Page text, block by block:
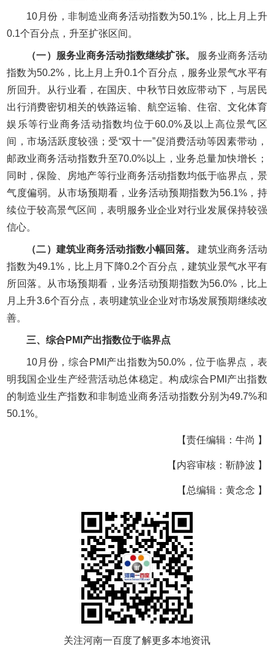
10月份，非制造业商务活动指数为50.1%，比上月上升
0.1个百分点，升至扩张区间。
（一）服务业商务活动指数继续扩张。
服务业商务活动
指数为50.2%，比上月上升0.1个百分点，服务业景气水平有
所回升。从行业看，在国庆、中秋节日效应带动下，与居民
出行消费密切相关的铁路运输、航空运输、住宿、文化体育
娱乐等行业商务活动指数均位于60.0%及以上高位景气区
间，市场活跃度较强；受“双十一”促消费活动等因素带动，
邮政业商务活动指数升至70.0%以上，业务总量加快增长；
同时，保险、房地产等行业商务活动指数均低于临界点，景
气度偏弱。从市场预期看，业务活动预期指数为56.1%，持
续位于较高景气区间，表明服务业企业对行业发展保持较强
信心。
（二）建筑业商务活动指数小幅回落。
建筑业商务活动
指数为49.1%，比上月下降0.2个百分点，建筑业景气水平有
所回落。从市场预期看，业务活动预期指数为56.0%，比上
月上升3.6个百分点，表明建筑业企业对市场发展预期继续改
善。
三、综合PMI产出指数位于临界点
10月份，综合PMI产出指数为50.0%，位于临界点，表
明我国企业生产经营活动总体稳定。构成综合PMI产出指数
的制造业生产指数和非制造业商务活动指数分别为49.7%和
50.1%。
【责任编辑：牛尚 】
【内容审核：靳静波 】
【总编辑：黄念念 】
关注河南一百度了解更多本地资讯